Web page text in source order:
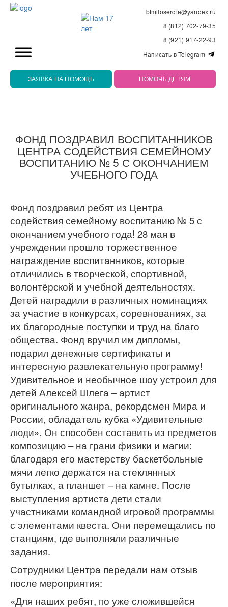
bfmiloserdie@yandex.ru
8 (812) 702-79-35
8 (921) 917-22-93
Написать в Telegram
ЗАЯВКА НА ПОМОЩЬ ПОМОЧЬ ДЕТЯМ
ФОНД ПОЗДРАВИЛ ВОСПИТАННИКОВ
ЦЕНТРА СОДЕЙСТВИЯ СЕМЕЙНОМУ
ВОСПИТАНИЮ № 5 С ОКОНЧАНИЕМ
УЧЕБНОГО ГОДА
Фонд поздравил ребят из Центра
содействия семейному воспитанию № 5 с
окончанием учебного года! 28 мая в
учреждении прошло торжественное
награждение воспитанников, которые
отличились в творческой, спортивной,
волонтёрской и учебной деятельностях.
Детей наградили в различных номинациях
за участие в конкурсах, соревнованиях, за
их благородные поступки и труд на благо
общества. Фонд вручил им дипломы,
подарил денежные сертификаты и
интересную развлекательную программу!
Удивительное и необычное шоу устроил для
детей Алексей Шлега – артист
оригинального жанра, рекордсмен Мира и
России, обладатель кубка «Удивительные
люди». Он способен составить из предметов
композицию – на грани физики и магии:
благодаря его мастерству баскетбольные
мячи легко держатся на стеклянных
бутылках, а планшет – на камне. После
выступления артиста дети стали
участниками командной игровой программы
с элементами квеста. Они перемещались по
станциям, где выполняли различные
задания.
Сотрудники Центра передали нам отзыв
после мероприятия:
«Для наших ребят, по уже сложившейся